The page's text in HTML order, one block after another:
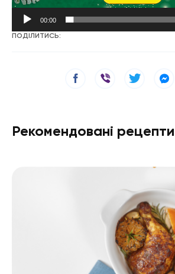
00:00
ПОДІЛИТИСЬ:
Рекомендовані рецепти